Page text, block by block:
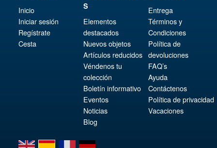
Inicio
Iniciar sesión
Regístrate
Cesta
S
Elementos
destacados
Nuevos objetos
Artículos reducidos
Véndenos tu
colección
Boletín informativo
Eventos
Noticias
Blog
Entrega
Términos y
Condiciones
Política de
devoluciones
FAQ’s
Ayuda
Contáctenos
Política de privacidad
Vacaciones
en es fr de